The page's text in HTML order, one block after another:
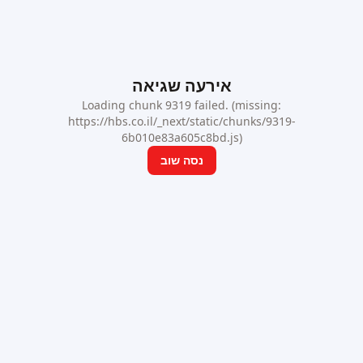
אירעה שגיאה
Loading chunk 9319 failed. (missing:
https://hbs.co.il/_next/static/chunks/9319-
6b010e83a605c8bd.js)